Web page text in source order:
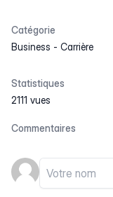
Catégorie
Business - Carrière
Statistiques
2111 vues
Commentaires
Votre nom